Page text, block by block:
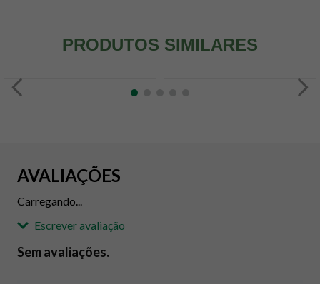
PRODUTOS SIMILARES
AVALIAÇÕES
Carregando...
Escrever avaliação
Sem avaliações.